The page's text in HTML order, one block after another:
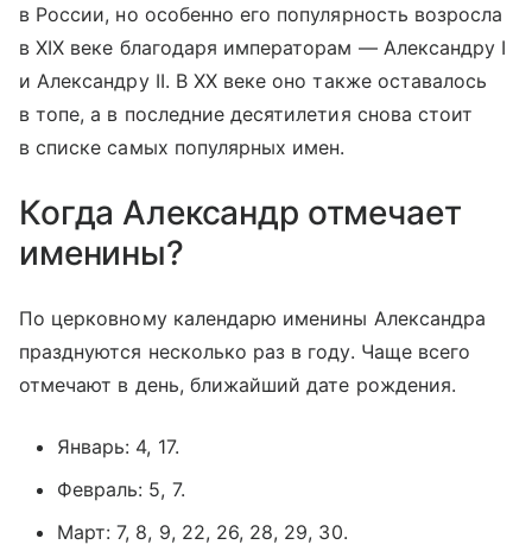
в России, но особенно его популярность возросла
в XIX веке благодаря императорам — Александру I
и Александру II. В XX веке оно также оставалось
в топе, а в последние десятилетия снова стоит
в списке самых популярных имен.
Когда Александр отмечает
именины?
По церковному календарю именины Александра
празднуются несколько раз в году. Чаще всего
отмечают в день, ближайший дате рождения.
Январь: 4, 17.
Февраль: 5, 7.
Март: 7, 8, 9, 22, 26, 28, 29, 30.